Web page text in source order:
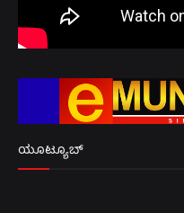
ಯೂಟ್ಯೂಬ್